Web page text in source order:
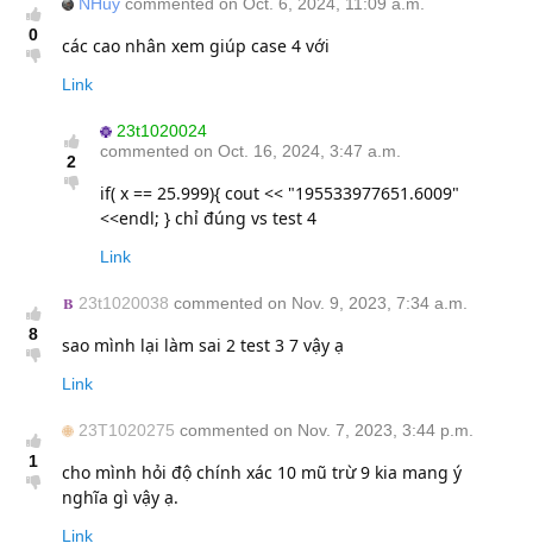
0 các cao nhân xem giúp case 4 với
Link
2
23t1020024
commented on Oct. 16, 2024, 3:47 a.m.
if( x == 25.999){ cout << "195533977651.6009"
<<endl; } chỉ đúng vs test 4
Link
8
23t1020038 commented on Nov. 9, 2023, 7:34 a.m.
sao mình lại làm sai 2 test 3 7 vậy ạ
Link
1
23T1020275 commented on Nov. 7, 2023, 3:44 p.m.
cho mình hỏi độ chính xác 10 mũ trừ 9 kia mang ý
nghĩa gì vậy ạ.
Link